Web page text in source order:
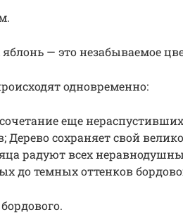
— это незабываемое
одновременно:
еще
Дерево сохраняет свой
радуют всех
до темных оттенков